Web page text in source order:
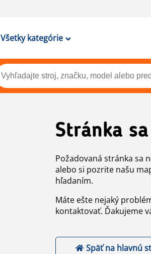
Všetky kategórie
Stránka
Požadovaná stránka sa
alebo si pozrite našu
hľadaním.
Máte ešte nejaký
kontaktovať. Ďakujeme
Späť na hlavnú